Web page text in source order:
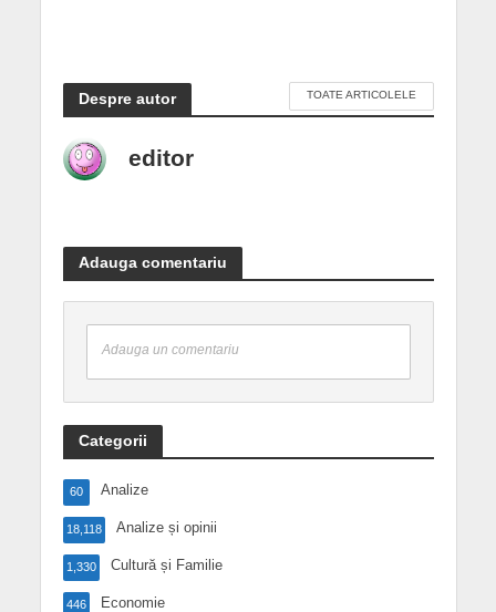
Despre autor TOATE ARTICOLELE
editor
Adauga comentariu
Adauga un comentariu
Categorii
Analize
60
Analize și opinii
18,118
Cultură și Familie
1,330
Economie
446